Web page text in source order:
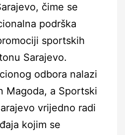
čime se
podrška
sportskih
Sarajevo.
odbora nalazi
Magoda, a Sportski
vrijedno radi
kojim se